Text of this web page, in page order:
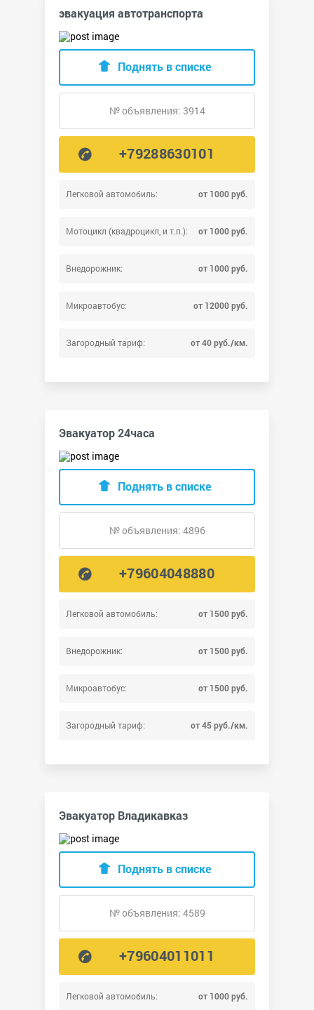
эвакуация автотранспорта
Легковой автомобиль: от 1000 руб.
Мотоцикл (квадроцикл, и т.п.): от 1000 руб.
Внедорожник: от 1000 руб.
Микроавтобус: от 12000 руб.
Загородный тариф: от 40 руб./км.
Поднять в списке
№ объявления: 3914
+79288630101
Эвакуатор 24часа
Легковой автомобиль: от 1500 руб.
Внедорожник: от 1500 руб.
Микроавтобус: от 1500 руб.
Загородный тариф: от 45 руб./км.
Поднять в списке
№ объявления: 4896
+79604048880
Эвакуатор Владикавказ
Легковой автомобиль: от 1000 руб.
Поднять в списке
№ объявления: 4589
+79604011011